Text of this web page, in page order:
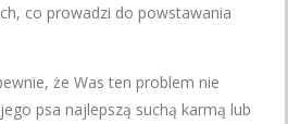
co prowadzi do powstawania
że Was ten problem nie
psa najlepszą suchą karmą lub